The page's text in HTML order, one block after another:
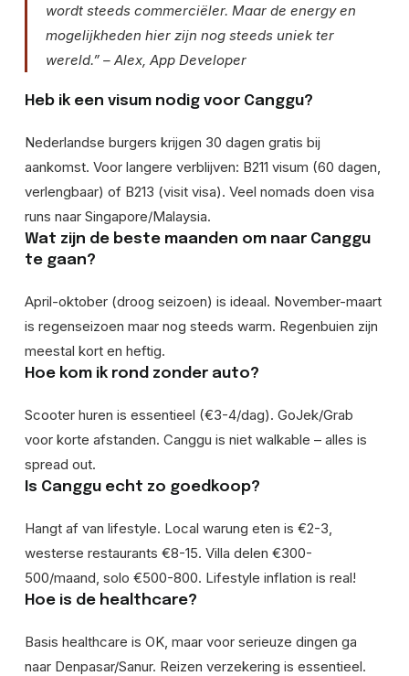
wordt steeds commerciëler. Maar de energy en
mogelijkheden hier zijn nog steeds uniek ter
wereld.” – Alex, App Developer
Heb ik een visum nodig voor Canggu?
Nederlandse burgers krijgen 30 dagen gratis bij
aankomst. Voor langere verblijven: B211 visum (60 dagen,
verlengbaar) of B213 (visit visa). Veel nomads doen visa
runs naar Singapore/Malaysia.
Wat zijn de beste maanden om naar Canggu
te gaan?
April-oktober (droog seizoen) is ideaal. November-maart
is regenseizoen maar nog steeds warm. Regenbuien zijn
meestal kort en heftig.
Hoe kom ik rond zonder auto?
Scooter huren is essentieel (€3-4/dag). GoJek/Grab
voor korte afstanden. Canggu is niet walkable – alles is
spread out.
Is Canggu echt zo goedkoop?
Hangt af van lifestyle. Local warung eten is €2-3,
westerse restaurants €8-15. Villa delen €300-
500/maand, solo €500-800. Lifestyle inflation is real!
Hoe is de healthcare?
Basis healthcare is OK, maar voor serieuze dingen ga
naar Denpasar/Sanur. Reizen verzekering is essentieel.